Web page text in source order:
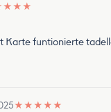
★ ★ ★
Karte funtionierte
★ ★ ★ ★ ★